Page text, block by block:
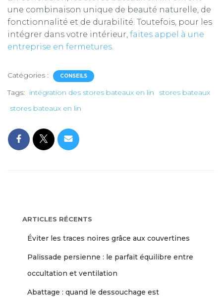
une combinaison unique de beauté naturelle, de
fonctionnalité et de durabilité. Toutefois, pour les
intégrer dans votre intérieur, faites appel à une
entreprise en fermetures.
Catégories : CONSEILS
Tags: intégration des stores bateaux en lin
stores bateaux
stores bateaux en lin
ARTICLES RÉCENTS
Éviter les traces noires grâce aux couvertines
Palissade persienne : le parfait équilibre entre
occultation et ventilation
Abattage : quand le dessouchage est